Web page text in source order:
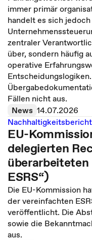
immer primär
handelt es sich
zentraler
über, sondern häufig
operative
Fällen nicht aus.
News 14.07.2026
EU-
delegierten
überarbeiteten
ESRS“)
Die EU-Kommission
der vereinfachten
veröffentlicht. Die
sowie die
aus.